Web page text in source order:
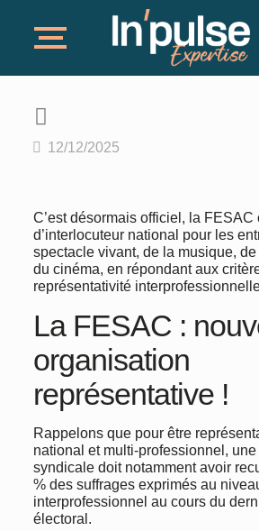
12/12/2025
C’est désormais officiel, la
d’interlocuteur national pour les
spectacle vivant, de la musique, de
du cinéma, en répondant aux
représentativité
La FESAC :
organisation
représentative !
Rappelons que pour être
national et multi-professionnel,
syndicale doit notamment avoir
% des suffrages exprimés au
interprofessionnel au cours du
électoral.